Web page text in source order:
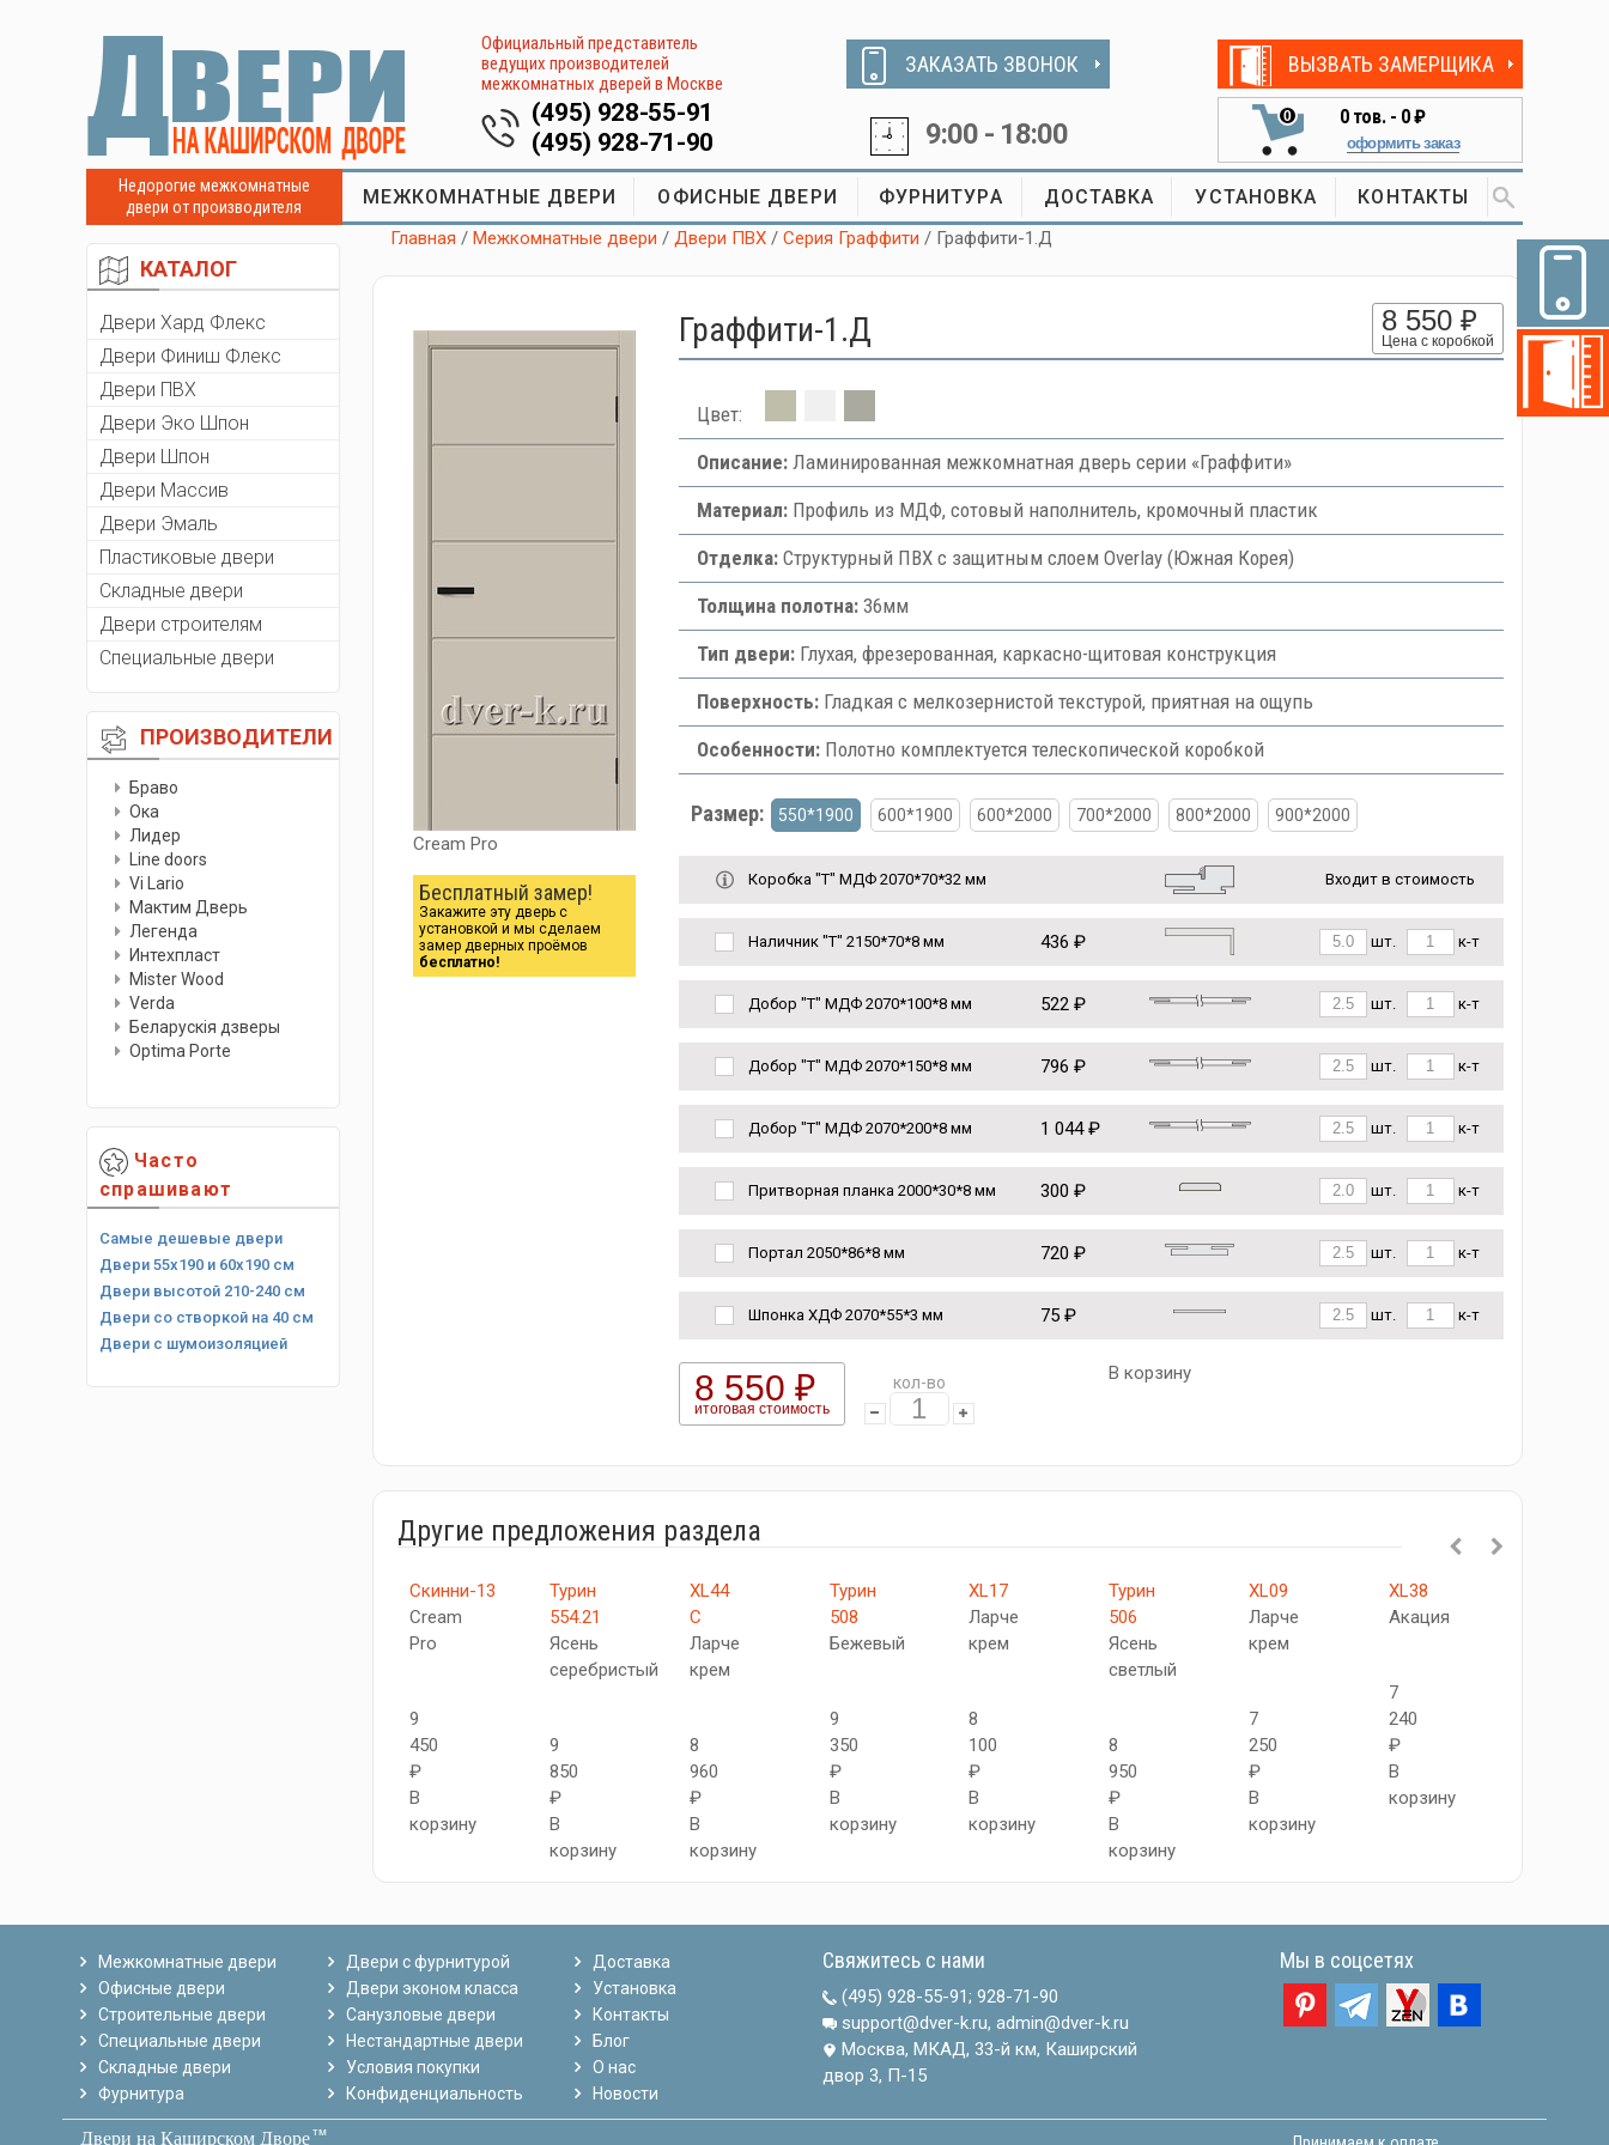
Официальный представитель
ведущих производителей
межкомнатных дверей в Москве
(495) 928-55-91
(495) 928-71-90
ЗАКАЗАТЬ ЗВОНОК
9:00 - 18:00
ВЫЗВАТЬ ЗАМЕРЩИКА
0 0тов. - 0 ₽
оформить заказ
Недорогие межкомнатные
двери от производителя
МЕЖКОМНАТНЫЕ ДВЕРИ ОФИСНЫЕ ДВЕРИ ФУРНИТУРА ДОСТАВКА УСТАНОВКА КОНТАКТЫ
КАТАЛОГ
Двери Хард Флекс
Двери Финиш Флекс
Двери ПВХ
Двери Эко Шпон
Двери Шпон
Двери Массив
Двери Эмаль
Пластиковые двери
Складные двери
Двери строителям
Специальные двери
ПРОИЗВОДИТЕЛИ
Браво
Ока
Лидер
Line doors
Vi Lario
Мактим Дверь
Легенда
Интехпласт
Мister Wood
Verda
Беларускiя дзверы
Optima Porte
Часто
спрашивают
Самые дешевые двери
Двери 55х190 и 60х190 см
Двери высотой 210-240 см
Двери со створкой на 40 см
Двери с шумоизоляцией
Главная /Межкомнатные двери /Двери ПВХ /Серия Граффити / Граффити-1.Д
Cream Pro
Бесплатный замер!
Закажите эту дверь с
установкой и мы сделаем
замер дверных проёмов
бесплатно!
Граффити-1.Д 8 550 ₽
Цена с коробкой
Цвет:
Описание:Ламинированная межкомнатная дверь серии «Граффити»
Материал:Профиль из МДФ, сотовый наполнитель, кромочный пластик
Отделка:Структурный ПВХ с защитным слоем Overlay (Южная Корея)
Толщина полотна:36мм
Тип двери:Глухая, фрезерованная, каркасно-щитовая конструкция
Поверхность:Гладкая с мелкозернистой текстурой, приятная на ощупь
Особенности:Полотно комплектуется телескопической коробкой
Размер: 550*1900 600*1900 600*2000 700*2000 800*2000 900*2000
Коробка "Т" МДФ 2070*70*32 мм Входит в стоимость
Наличник "Т" 2150*70*8 мм 436 ₽ шт. к-т
Добор "Т" МДФ 2070*100*8 мм 522 ₽ шт. к-т
Добор "Т" МДФ 2070*150*8 мм 796 ₽ шт. к-т
Добор "Т" МДФ 2070*200*8 мм 1 044 ₽ шт. к-т
Притворная планка 2000*30*8 мм 300 ₽ шт. к-т
Портал 2050*86*8 мм 720 ₽ шт. к-т
Шпонка ХДФ 2070*55*3 мм 75 ₽ шт. к-т
8 550 ₽
итоговая стоимость
кол-во В корзину
Другие предложения раздела
Скинни-13
Cream
Pro
9
450
₽
В
корзину
Турин
554.21
Ясень
серебристый
9
850
₽
В
корзину
XL44
C
Ларче
крем
8
960
₽
В
корзину
Турин
508
Бежевый
9
350
₽
В
корзину
XL17
Ларче
крем
8
100
₽
В
корзину
Турин
506
Ясень
светлый
8
950
₽
В
корзину
XL09
Ларче
крем
7
250
₽
В
корзину
XL38
Акация
7
240
₽
В
корзину
Межкомнатные двери
Офисные двери
Строительные двери
Специальные двери
Складные двери
Фурнитура
Двери с фурнитурой
Двери эконом класса
Санузловые двери
Нестандартные двери
Условия покупки
Конфиденциальность
Доставка
Установка
Контакты
Блог
О нас
Новости
Свяжитесь с нами
(495) 928-55-91; 928-71-90
support@dver-k.ru, admin@dver-k.ru
Москва, МКАД, 33-й км, Каширский
двор 3, П-15
Мы в соцсетях
Двери на Каширском Дворетм